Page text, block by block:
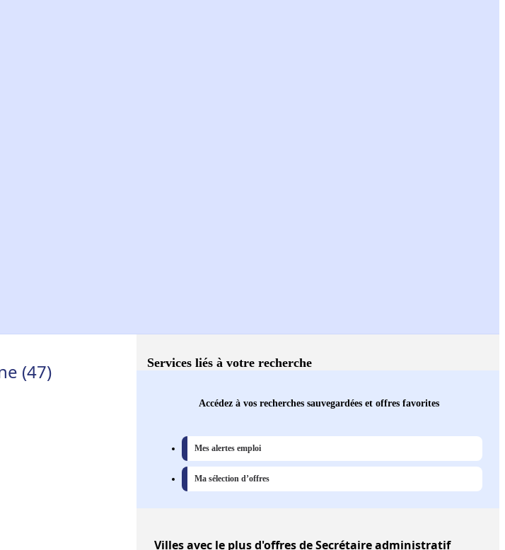
(47) Services liés à votre recherche
Accédez à vos recherches sauvegardées et offres favorites
Mes alertes emploi
Ma sélection d’offres
Villesavec le plus d'offres de Secrétaire administratif